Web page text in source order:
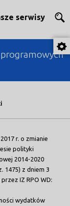
serwisy
r. o zmianie
polityki
2014-2020
1475) z dniem 3
IZ RPO WD:
wydatków